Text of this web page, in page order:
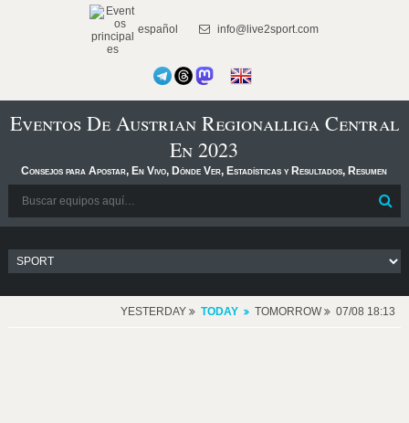
español info@live2sport.com
Eventos De Austrian Regionalliga Central
En 2023
Consejos para Apostar, En Vivo, Dónde Ver, Estadísticas y Resultados, Resumen
YESTERDAY TODAY TOMORROW 07/08 18:13